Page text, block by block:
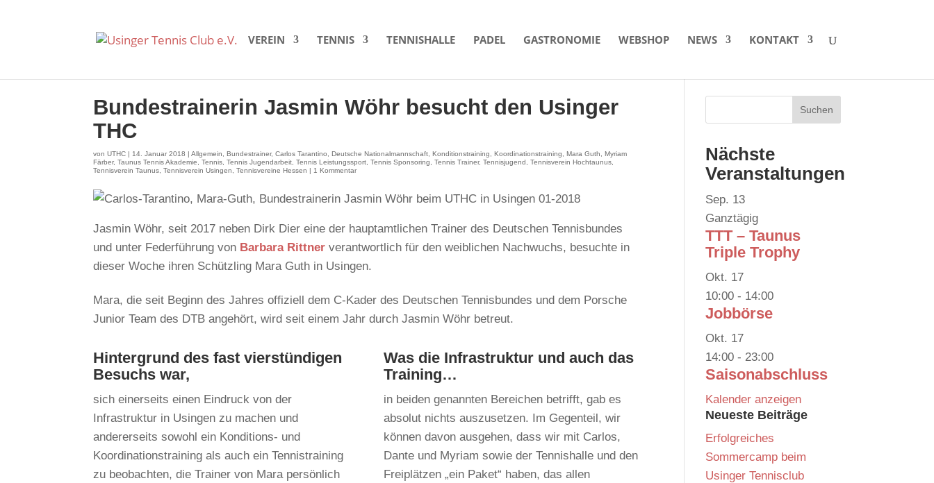
VEREIN TENNIS TENNISHALLE PADEL GASTRONOMIE WEBSHOP NEWS KONTAKT
Bundestrainerin Jasmin Wöhr besucht den Usinger
THC
vonUTHC | 14. Januar 2018 |Allgemein ,Bundestrainer,Carlos Tarantino ,Deutsche Nationalmannschaft ,Konditionstraining ,Koordinationstraining ,Mara Guth ,Myriam
Färber,Taunus Tennis Akademie ,Tennis ,Tennis Jugendarbeit ,Tennis Leistungssport ,Tennis Sponsoring ,Tennis Trainer,Tennisjugend ,Tennisverein Hochtaunus
Tennisverein Taunus ,Tennisverein Usingen ,Tennisvereine Hessen | 1 Kommentar
Jasmin Wöhr, seit 2017 neben Dirk Dier eine der hauptamtlichen Trainer des Deutschen Tennisbundes
und unter Federführung von Barbara Rittner verantwortlich für den weiblichen Nachwuchs, besuchte in
dieser Woche ihren Schützling Mara Guth in Usingen.
Mara, die seit Beginn des Jahres offiziell dem C-Kader des Deutschen Tennisbundes und dem Porsche
Junior Team des DTB angehört, wird seit einem Jahr durch Jasmin Wöhr betreut.
Hintergrund des fast vierstündigen
Besuchs war,
sich einerseits einen Eindruck von der
Infrastruktur in Usingen zu machen und
andererseits sowohl ein Konditions- und
Koordinationstraining als auch ein Tennistraining
zu beobachten, die Trainer von Mara persönlich
Was die Infrastruktur und auch das
Training…
in beiden genannten Bereichen betrifft, gab es
absolut nichts auszusetzen. Im Gegenteil, wir
können davon ausgehen, dass wir mit Carlos,
Dante und Myriam sowie der Tennishalle und den
Freiplätzen „ein Paket“ haben, das allen
Nächste
Veranstaltungen
Sep. 13
Ganztägig
TTT – Taunus
Triple Trophy
Okt. 17
10:00 - 14:00
Jobbörse
Okt. 17
14:00 - 23:00
Saisonabschluss
Kalender anzeigen
Neueste Beiträge
Erfolgreiches
Sommercamp beim
Usinger Tennisclub